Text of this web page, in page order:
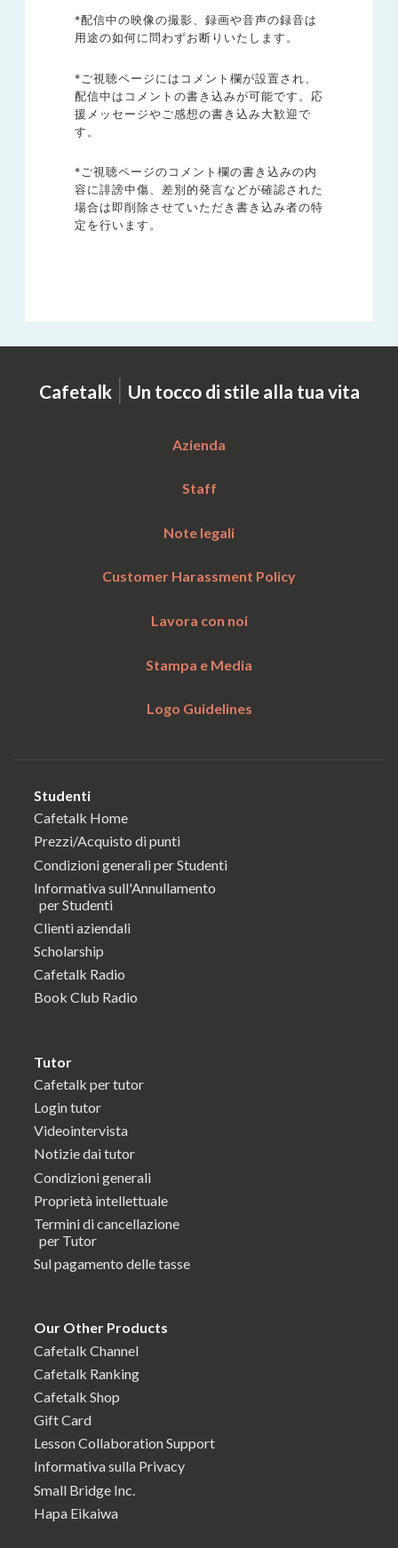
*配信中の映像の撮影、録画や音声の録音は
用途の如何に問わずお断りいたします。
*ご視聴ページにはコメント欄が設置され、
配信中はコメントの書き込みが可能です。応
援メッセージやご感想の書き込み大歓迎で
す。
*ご視聴ページのコメント欄の書き込みの内
容に誹謗中傷、差別的発言などが確認された
場合は即削除させていただき書き込み者の特
定を行います。
Cafetalk | Un tocco di stile alla tua vita
Azienda
Staff
Note legali
Customer Harassment Policy
Lavora con noi
Stampa e Media
Logo Guidelines
Studenti
Cafetalk Home
Prezzi/Acquisto di punti
Condizioni generali per Studenti
Informativa sull'Annullamento
per Studenti
Clienti aziendali
Scholarship
Cafetalk Radio
Book Club Radio
Tutor
Cafetalk per tutor
Login tutor
Videointervista
Notizie dai tutor
Condizioni generali
Proprietà intellettuale
Termini di cancellazione
per Tutor
Sul pagamento delle tasse
Our Other Products
Cafetalk Channel
Cafetalk Ranking
Cafetalk Shop
Gift Card
Lesson Collaboration Support
Informativa sulla Privacy
Small Bridge Inc.
Hapa Eikaiwa